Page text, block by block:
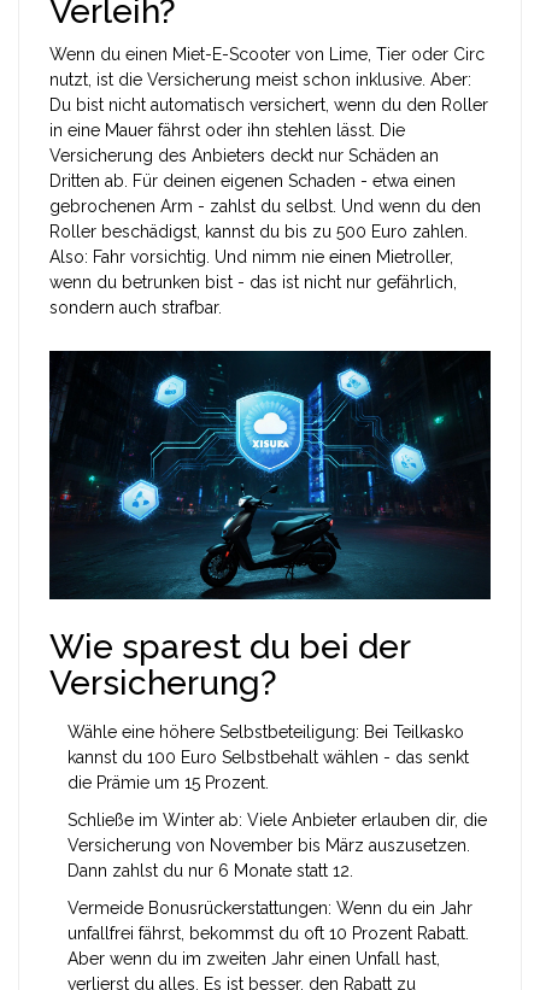
Verleih?
Wenn du einen Miet-E-Scooter von Lime, Tier oder Circ
nutzt, ist die Versicherung meist schon inklusive. Aber:
Du bist nicht automatisch versichert, wenn du den Roller
in eine Mauer fährst oder ihn stehlen lässt. Die
Versicherung des Anbieters deckt nur Schäden an
Dritten ab. Für deinen eigenen Schaden - etwa einen
gebrochenen Arm - zahlst du selbst. Und wenn du den
Roller beschädigst, kannst du bis zu 500 Euro zahlen.
Also: Fahr vorsichtig. Und nimm nie einen Mietroller,
wenn du betrunken bist - das ist nicht nur gefährlich,
sondern auch strafbar.
Wie sparest du bei der
Versicherung?
Wähle eine höhere Selbstbeteiligung: Bei Teilkasko
kannst du 100 Euro Selbstbehalt wählen - das senkt
die Prämie um 15 Prozent.
Schließe im Winter ab: Viele Anbieter erlauben dir, die
Versicherung von November bis März auszusetzen.
Dann zahlst du nur 6 Monate statt 12.
Vermeide Bonusrückerstattungen: Wenn du ein Jahr
unfallfrei fährst, bekommst du oft 10 Prozent Rabatt.
Aber wenn du im zweiten Jahr einen Unfall hast,
verlierst du alles. Es ist besser, den Rabatt zu